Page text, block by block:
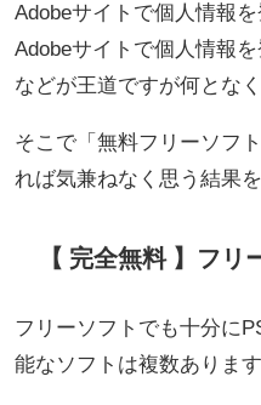
Adobeサイトで個人情報
Adobeサイトで個人情報
などが王道ですが何とな
そこで「無料フリーソフ
れば気兼ねなく思う結果
【 完全無料 】フ
フリーソフトでも十分に
能なソフトは複数あります